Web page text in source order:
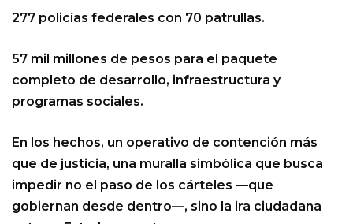
277 policías federales con 70 patrullas.
57 mil millones de pesos para el paquete
completo de desarrollo, infraestructura y
programas sociales.
En los hechos, un operativo de contención más
que de justicia, una muralla simbólica que busca
impedir no el paso de los cárteles —que
gobiernan desde dentro—, sino la ira ciudadana